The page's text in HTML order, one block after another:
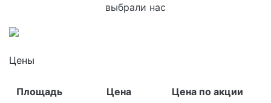
выбрали нас
Цены
Площадь Цена Цена по акции